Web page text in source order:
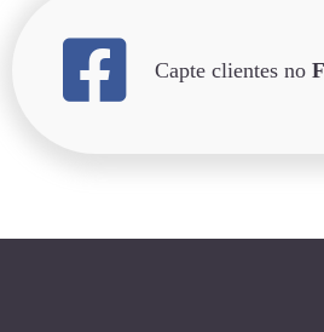
Capte clientes no